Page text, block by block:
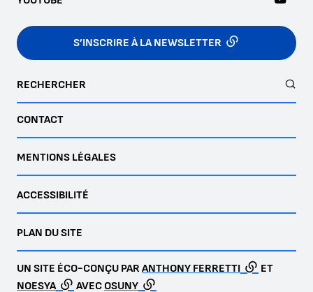
S’INSCRIRE À LA NEWSLETTER
RECHERCHER
CONTACT
MENTIONS LÉGALES
ACCESSIBILITÉ
PLAN DU SITE
UN SITE ÉCO-CONÇU PARANTHONY FERRETTI
ET
NOESYA
AVEC OSUNY